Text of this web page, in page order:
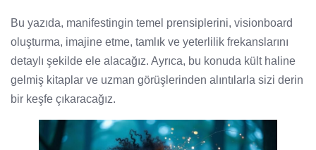
Bu yazıda, manifestingin temel prensiplerini, visionboard
oluşturma, imajine etme, tamlık ve yeterlilik frekanslarını
detaylı şekilde ele alacağız. Ayrıca, bu konuda kült haline
gelmiş kitaplar ve uzman görüşlerinden alıntılarla sizi derin
bir keşfe çıkaracağız.